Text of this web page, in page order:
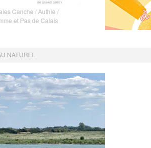
Canche / Authie /
et Pas de Calais
NATUREL